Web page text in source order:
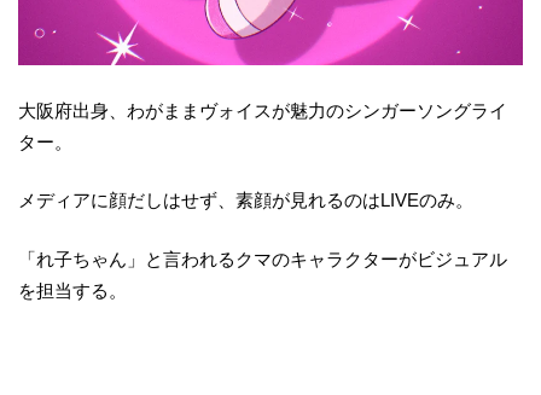
大阪府出身、わがままヴォイスが魅力のシンガーソングライ
ター。
メディアに顔だしはせず、素顔が見れるのはLIVEのみ。
「れ子ちゃん」と言われるクマのキャラクターがビジュアル
を担当する。